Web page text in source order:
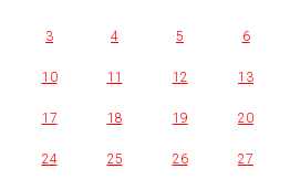
3 4 5 6
10 11 12 13
17 18 19 20
24 25 26 27